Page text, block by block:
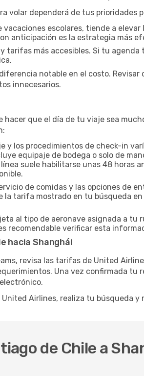
volar dependerá de tus prioridades
escolares, tiende a
anticipación es la estrategia más
tarifas más accesibles. Si tu
notable en el costo.
innecesarios.
que el día de tu viaje sea
y los procedimientos de check-in
equipaje de bodega o solo de
suele habilitarse unas 48 horas
de comidas y las opciones de
tarifa mostrado en tu búsqueda
al tipo de aeronave asignada a
recomendable verificar esta
hacia Shanghái
revisa las tarifas de United
Una vez confirmada tu
Airlines, realiza tu búsqueda y
de Chile a